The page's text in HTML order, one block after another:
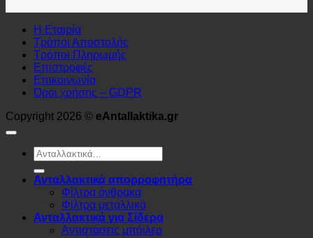
Η Εταιρία
Τρόποι Αποστολής
Τρόποι Πληρωμής
Επιστροφές
Επικοινωνία
Όροι χρήσης – GDPR
Copyright 2026 © eAntallaktika.gr
Αναζήτηση
για:
Ανταλλακτικά απορροφητήρα
Φίλτρα άνθρακα
Φίλτρα μεταλλικά
Ανταλλακτικά για Σίδερα
Αντιστάσεις μπόιλερ